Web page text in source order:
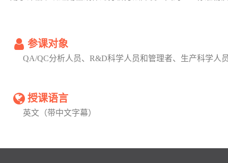
参课对象
QA/QC分析人员、R&D科学人员和管理者、生产科学人
授课语言
英文（带中文字幕）